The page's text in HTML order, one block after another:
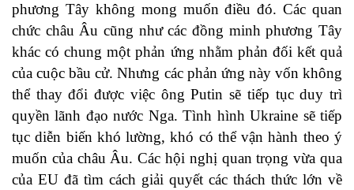
phương Tây không mong muốn điều đó. Các quan
chức châu Âu cũng như các đồng minh phương Tây
khác có chung một phản ứng nhằm phản đối kết quả
của cuộc bầu cử. Nhưng các phản ứng này vốn không
thể thay đổi được việc ông Putin sẽ tiếp tục duy trì
quyền lãnh đạo nước Nga. Tình hình Ukraine sẽ tiếp
tục diễn biến khó lường, khó có thể vận hành theo ý
muốn của châu Âu. Các hội nghị quan trọng vừa qua
của EU đã tìm cách giải quyết các thách thức lớn về